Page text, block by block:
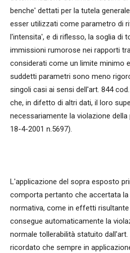
benche' dettati per la tutela
esser utilizzati come parametro di
l'intensita', e di riflesso, la soglia di
immissioni rumorose nei rapporti
considerati come un limite minimo
suddetti parametri sono meno
singoli casi ai sensi dell'art. 844
che, in difetto di altri dati, il loro
necessariamente la violazione
18-4-2001 n.5697).
L'applicazione del sopra esposto
comporta pertanto che accertata
normativa, come in effetti risultante
consegue automaticamente la
normale tollerabilità statuito
ricordato che sempre in